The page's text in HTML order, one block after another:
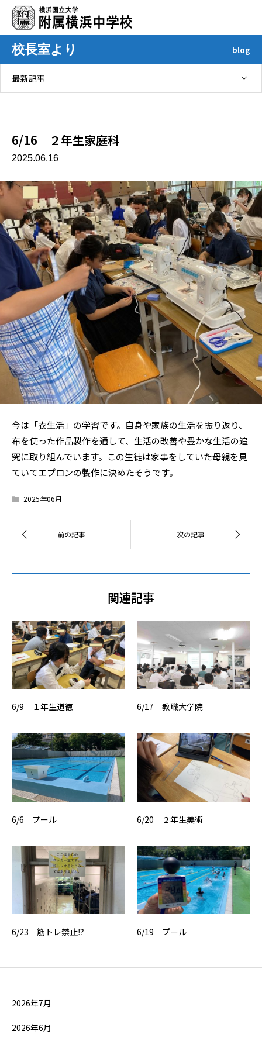
校長室より blog
最新記事
6/16 ２年生家庭科
2025.06.16
今は「衣生活」の学習です。自身や家族の生活を振り返り、
布を使った作品製作を通して、生活の改善や豊かな生活の追
究に取り組んでいます。この生徒は家事をしていた母親を見
ていてエプロンの製作に決めたそうです。
2025年06月
関連記事
6/9 １年生道徳 6/17 教職大学院
6/6 プール 6/20 ２年生美術
6/23 筋トレ禁止⁉ 6/19 プール
2026年7月
2026年6月